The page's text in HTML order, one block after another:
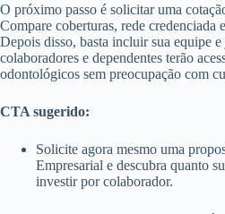
O próximo passo é solicitar uma
Compare coberturas, rede credenciada
Depois disso, basta incluir sua equipe
colaboradores e dependentes terão
odontológicos sem preocupação com
CTA sugerido:
Solicite agora mesmo uma
Empresarial e descubra quanto
investir por colaborador.